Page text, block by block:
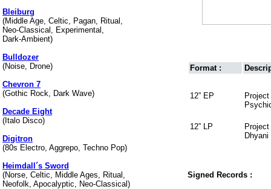
Bleiburg
(Middle Age, Celtic, Pagan, Ritual,
Neo-Classical, Experimental,
Dark-Ambient)
Bulldozer
(Noise, Drone)
Chevron 7
(Gothic Rock, Dark Wave)
Decade Eight
(Italo Disco)
Digitron
(80s Electro, Aggrepo, Techno Pop)
Heimdall´s Sword
(Norse, Celtic, Middle Ages, Ritual,
Neofolk, Apocalyptic, Neo-Classical)
Format :
12” EP
12” LP
Dhyani
Signed Records :